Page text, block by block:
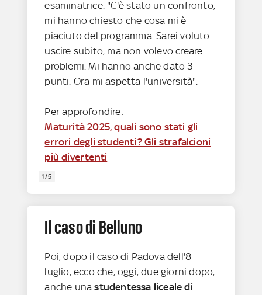
esaminatrice. "C'è stato un confronto,
mi hanno chiesto che cosa mi è
piaciuto del programma. Sarei voluto
uscire subito, ma non volevo creare
problemi. Mi hanno anche dato 3
punti. Ora mi aspetta l'università".
Per approfondire:
Maturità 2025, quali sono stati gli
errori degli studenti? Gli strafalcioni
più divertenti
1/5
Il caso di Belluno
Poi, dopo il caso di Padova dell'8
luglio, ecco che, oggi, due giorni dopo,
anche unastudentessa liceale di